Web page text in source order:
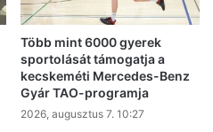
Több mint 6000 gyerek
sportolását támogatja a
kecskeméti Mercedes-Benz
Gyár TAO-programja
2026, augusztus 7. 10:27